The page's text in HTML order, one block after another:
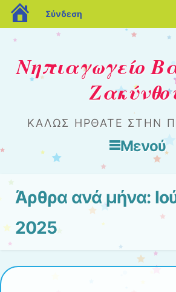
blogs.sch.gr
Σύνδεση
Νηπιαγωγείο
ΚΑΛΏΣ ΉΡΘΑΤΕ ΣΤΗΝ
Μενού
Μετάβαση στο περιεχόμενο
Άρθρα ανά μήνα:
2025